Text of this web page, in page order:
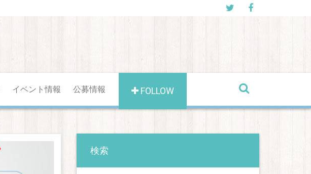
FOLLOW
イベント情報 公募情報
検索